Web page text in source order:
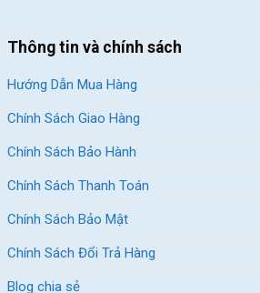
Thông tin và chính sách
Hướng Dẫn Mua Hàng
Chính Sách Giao Hàng
Chính Sách Bảo Hành
Chính Sách Thanh Toán
Chính Sách Bảo Mật
Chính Sách Đổi Trả Hàng
Blog chia sẻ